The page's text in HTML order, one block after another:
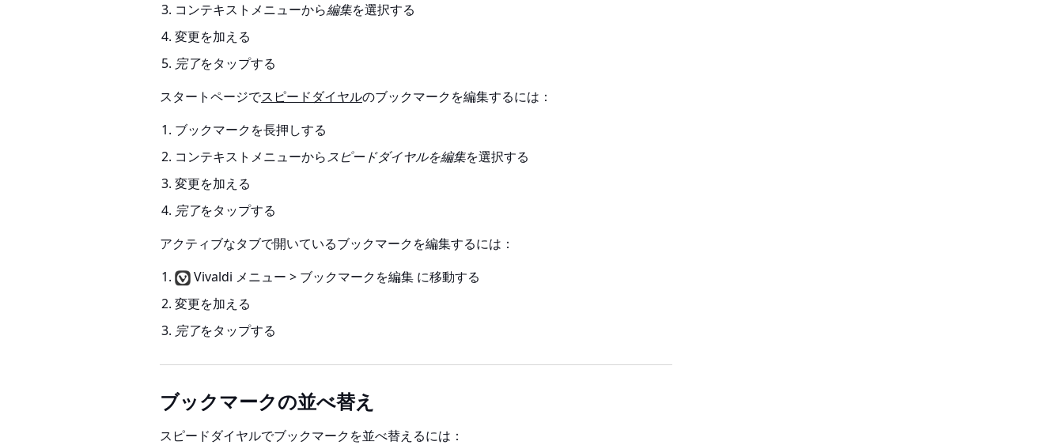
コンテキストメニューから編集を選択する
変更を加える
完了をタップする
スタートページでスピードダイヤルのブックマークを編集するには：
ブックマークを長押しする
コンテキストメニューからスピードダイヤルを編集を選択する
変更を加える
完了をタップする
アクティブなタブで開いているブックマークを編集するには：
Vivaldi メニュー > ブックマークを編集 に移動する
変更を加える
完了をタップする
ブックマークの並べ替え
スピードダイヤルでブックマークを並べ替えるには：